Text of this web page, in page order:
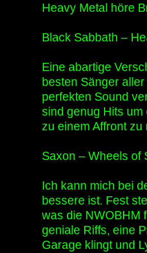
Heavy Metal höre
Black Sabbath –
Eine abartige
besten Sänger
perfekten Sound
sind genug Hits
zu einem Affront zu
Saxon – Wheels of
Ich kann mich bei
bessere ist. Fest
was die NWOBHM
geniale Riffs, eine
Garage klingt und